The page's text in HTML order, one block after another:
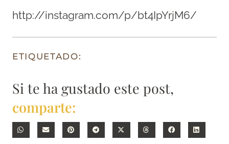
http://instagram.com/p/bt4IpYrjM6/
ETIQUETADO:
Si te ha gustado este post,
comparte: